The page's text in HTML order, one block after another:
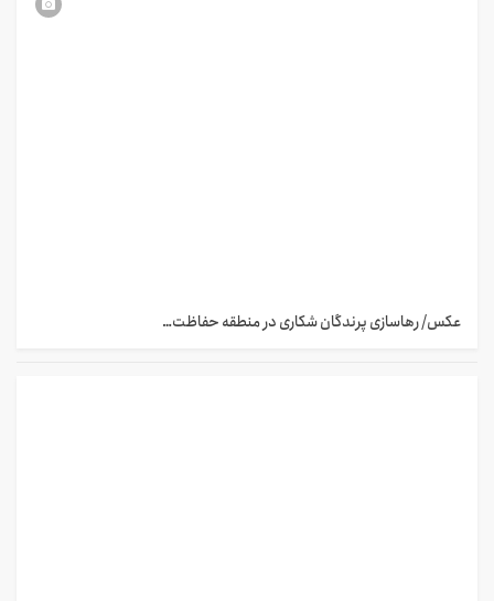
عکس/ رهاسازی پرندگان شکاری در منطقه حفاظت…